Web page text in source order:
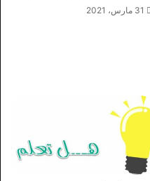
31 مارس، 2021